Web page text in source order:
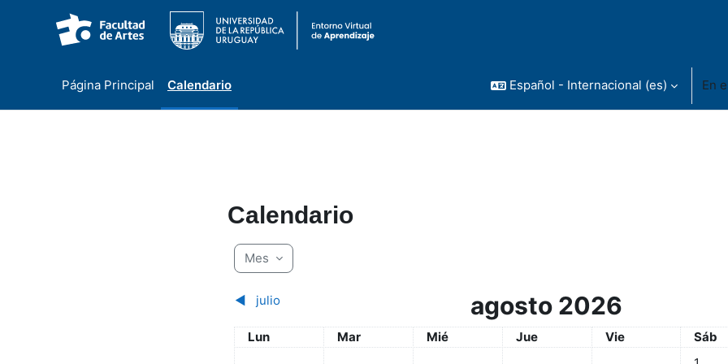
Página Principal Calendario Español - Internacional ‎(es)‎ En
Calendario
Mes
◀︎ julio agosto 2026
Lunes
Lun Martes
Mar Miércoles
Mié Jueves
Jue Viernes
Vie Sáb
Sin